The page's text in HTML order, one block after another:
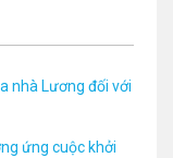
nhà Lương đối với
ứng cuộc khởi